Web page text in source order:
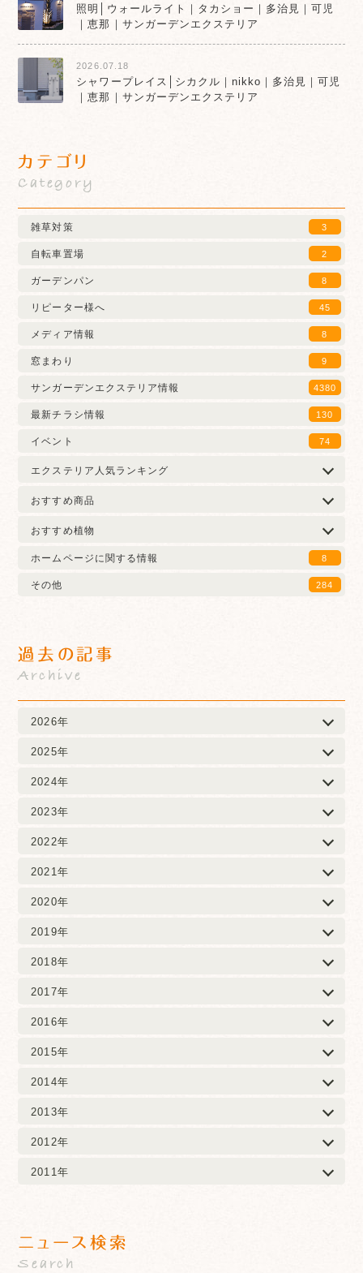
照明│ウォールライト｜タカショー｜多治見｜可児
｜恵那｜サンガーデンエクステリア
2026.07.18
シャワープレイス│シカクル｜nikko｜多治見｜可児
｜恵那｜サンガーデンエクステリア
カテゴリ
Category
雑草対策 3
自転車置場 2
ガーデンパン 8
リピーター様へ 45
メディア情報 8
窓まわり 9
サンガーデンエクステリア情報 4380
最新チラシ情報 130
イベント 74
エクステリア人気ランキング
おすすめ商品
おすすめ植物
ホームページに関する情報
8
その他 284
過去の記事
Archive
2026年
2025年
2024年
2023年
2022年
2021年
2020年
2019年
2018年
2017年
2016年
2015年
2014年
2013年
2012年
2011年
ニュース検索
Search